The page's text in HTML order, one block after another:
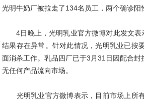
光明牛奶厂被拉走了134名员工，两个确诊阳
4日晚上，光明乳业官方微博对此发文表
结果存在异常。针对此情况，光明乳业已按
面消杀工作。乳品四厂已于3月31日因配合
无任何产品流向市场。
光明乳业官方微博表示，目前市场上所有